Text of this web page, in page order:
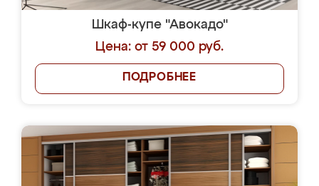
Шкаф-купе "Авокадо"
Цена: от 59 000 руб.
ПОДРОБНЕЕ